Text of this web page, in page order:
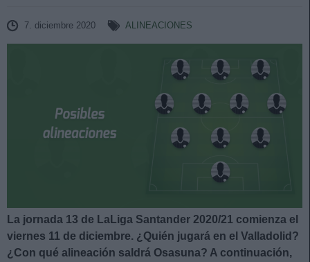
7. diciembre 2020 ALINEACIONES
La jornada 13 de LaLiga Santander 2020/21 comienza el
viernes 11 de diciembre. ¿Quién jugará en el Valladolid?
¿Con qué alineación saldrá Osasuna? A continuación,